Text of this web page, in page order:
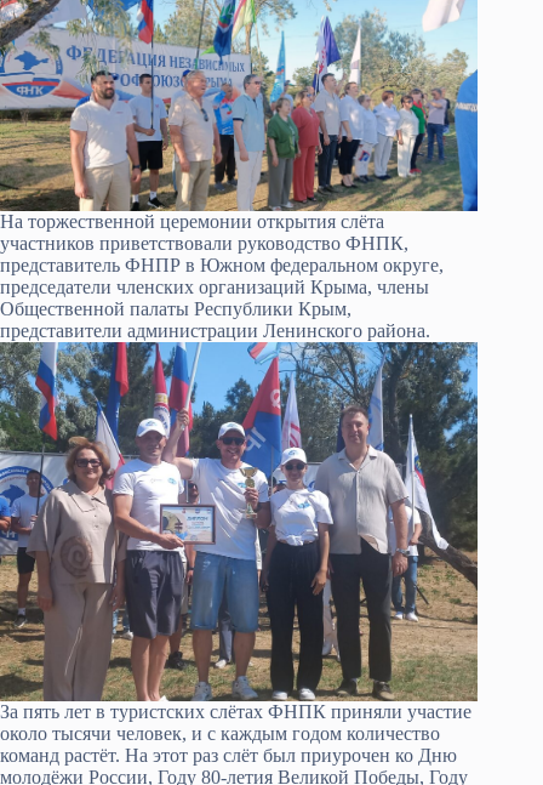
На торжественной церемонии открытия слёта
участников приветствовали руководство ФНПК,
представитель ФНПР в Южном федеральном округе,
председатели членских организаций Крыма, члены
Общественной палаты Республики Крым,
представители администрации Ленинского района.
За пять лет в туристских слётах ФНПК приняли участие
около тысячи человек, и с каждым годом количество
команд растёт. На этот раз слёт был приурочен ко Дню
молодёжи России, Году 80-летия Великой Победы, Году